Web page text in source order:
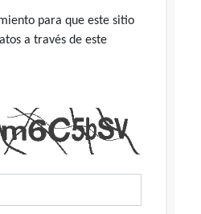
para que este sitio
a través de este